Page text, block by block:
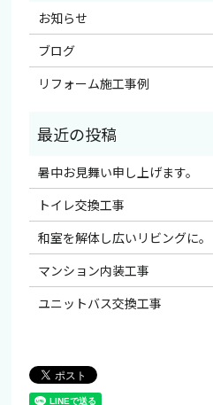
お知らせ
ブログ
リフォーム施工事例
暑中お見舞い申し上げます。
トイレ交換工事
和室を解体し広いリビングに。
マンション内装工事
ユニットバス交換工事